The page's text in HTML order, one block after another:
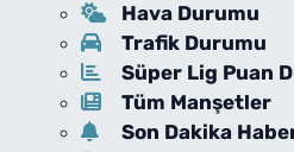
Hava Durumu
Trafik Durumu
Süper Lig Puan
Tüm Manşetler
Son Dakika